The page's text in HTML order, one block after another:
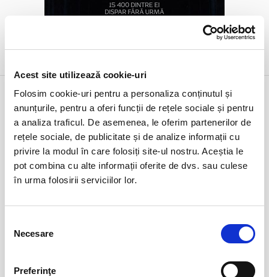
Acest site utilizează cookie-uri
Folosim cookie-uri pentru a personaliza conținutul și
anunțurile, pentru a oferi funcții de rețele sociale și pentru
a analiza traficul. De asemenea, le oferim partenerilor de
rețele sociale, de publicitate și de analize informații cu
privire la modul în care folosiți site-ul nostru. Aceștia le
pot combina cu alte informații oferite de dvs. sau culese
în urma folosirii serviciilor lor.
consimțământului
Necesare
Preferinţe
9 iun
marți
ora 20:30
expirat
Trolling Shekespeare
Bucuresti, Teatrul Amzei